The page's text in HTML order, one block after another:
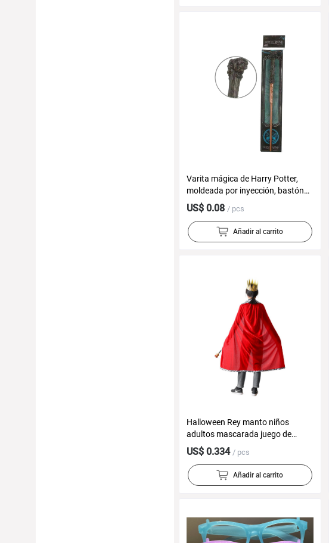
Varita mágica de Harry Potter,
moldeada por inyección, bastón
de Voldemort, varita luminosa de
Harry Potter
US$ 0.08 / pcs
Añadir al carrito
Halloween Rey manto niños
adultos mascarada juego de
padres e hijos traje chal Navidad
manto
US$ 0.334 / pcs
Añadir al carrito